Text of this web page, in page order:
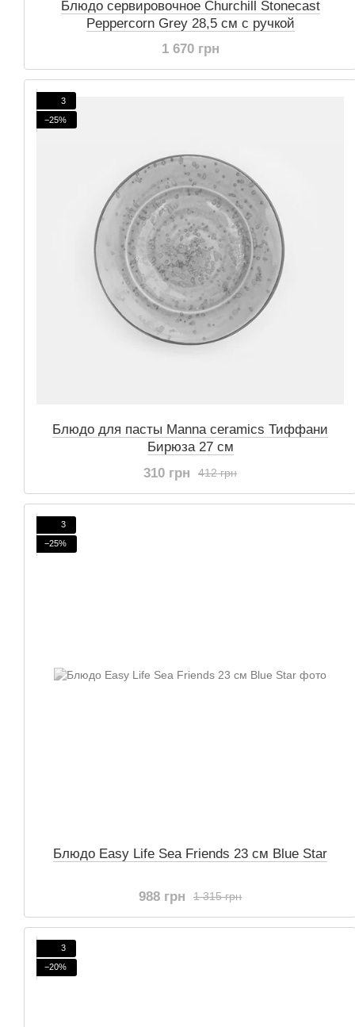
Блюдо сервировочное Churchill Stonecast
Peppercorn Grey 28,5 см с ручкой
1 670 грн
3
−25%
Блюдо для пасты Manna ceramics Тиффани
Бирюза 27 см
412 грн
310 грн
3
−25%
Блюдо Easy Life Sea Friends 23 см Blue Star
1 315 грн
988 грн
3
−20%